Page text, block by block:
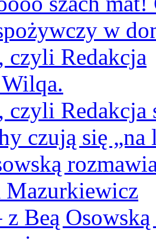
czyli Redakcja
z Beą